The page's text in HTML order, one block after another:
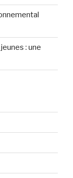
: une